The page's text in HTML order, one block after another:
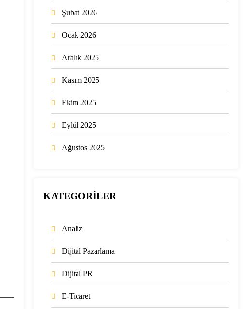
Şubat 2026
Ocak 2026
Aralık 2025
Kasım 2025
Ekim 2025
Eylül 2025
Ağustos 2025
KATEGORİLER
Analiz
Dijital Pazarlama
Dijital PR
E-Ticaret